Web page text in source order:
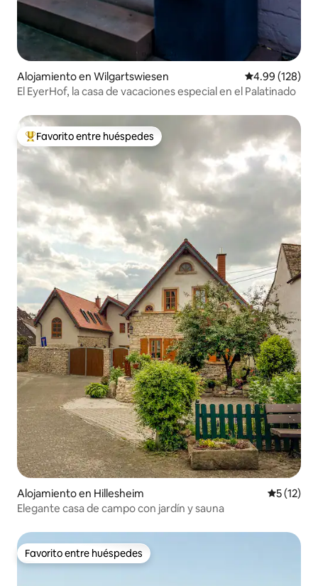
Alojamiento en Wilgartswiesen Calificación
4.99 (128)
El EyerHof, la casa de vacaciones especial en el Palatinado
Favorito entre huéspedes preferido
Favorito entre huéspedes
Alojamiento en Hillesheim
5 (12)
Elegante casa de campo con jardín y sauna
Favorito entre huéspedes
Favorito entre huéspedes